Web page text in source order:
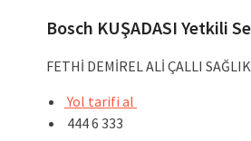
Bosch KUŞADASI Yetkili
FETHİ DEMİREL ALİ ÇALLI
Yol tarifi al
444 6 333